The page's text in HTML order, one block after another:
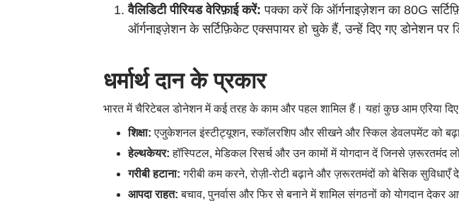
वैलिडिटी पीरियड वेरिफ़ाई करें:पक्का करें कि ऑर्गनाइज़ेशन का 80G
ऑर्गनाइज़ेशन के सर्टिफ़िकेट एक्सपायर हो चुके हैं, उन्हें दिए गए डोनेशन पर
धर्मार्थ दान के प्रकार
भारत में चैरिटेबल डोनेशन में कई तरह के काम और पहल शामिल हैं। यहां कुछ आम एरिया
शिक्षा:एजुकेशनल इंस्टीट्यूशन, स्कॉलरशिप और सीखने और स्किल डेवलपमेंट को
हेल्थकेयर:हॉस्पिटल, मेडिकल रिसर्च और उन कामों में योगदान दें जिनसे ज़रूरतमंद
गरीबी हटाना:गरीबी कम करने, रोज़ी-रोटी बढ़ाने और ज़रूरतमंदों को बेसिक
आपदा राहत:बचाव, पुनर्वास और फिर से बनाने में शामिल संगठनों को योगदान देकर